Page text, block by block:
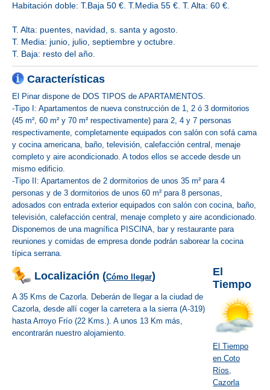
Habitación doble: T.Baja 50 €. T.Media 55 €. T. Alta: 60 €.
T. Alta: puentes, navidad, s. santa y agosto.
T. Media: junio, julio, septiembre y octubre.
T. Baja: resto del año.
Características
El Pinar dispone de DOS TIPOS de APARTAMENTOS.
-Tipo I: Apartamentos de nueva construcción de 1, 2 ó 3 dormitorios
(45 m², 60 m² y 70 m² respectivamente) para 2, 4 y 7 personas
respectivamente, completamente equipados con salón con sofá cama
y cocina americana, baño, televisión, calefacción central, menaje
completo y aire acondicionado. A todos ellos se accede desde un
mismo edificio.
-Tipo II: Apartamentos de 2 dormitorios de unos 35 m² para 4
personas y de 3 dormitorios de unos 60 m² para 8 personas,
adosados con entrada exterior equipados con salón con cocina, baño,
televisión, calefacción central, menaje completo y aire acondicionado.
Disponemos de una magnífica PISCINA, bar y restaurante para
reuniones y comidas de empresa donde podrán saborear la cocina
típica serrana.
Localización (Cómo llegar)
A 35 Kms de Cazorla. Deberán de llegar a la ciudad de
Cazorla, desde allí coger la carretera a la sierra (A-319)
hasta Arroyo Frío (22 Kms.). A unos 13 Km más,
encontrarán nuestro alojamiento.
El
Tiempo
El Tiempo
en Coto
Ríos,
Cazorla